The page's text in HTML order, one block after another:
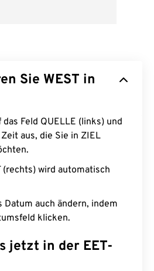
Sie WEST in
Feld QUELLE (links) und
aus, die Sie in ZIEL
(rechts) wird automatisch
Datum auch ändern, indem
klicken.
jetzt in der EET-